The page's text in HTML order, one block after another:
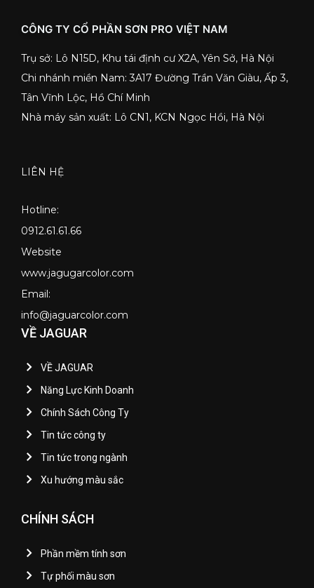
CÔNG TY CỔ PHẦN SƠN PRO VIỆT NAM
Trụ sở: Lô N15D, Khu tái định cư X2A, Yên Sở, Hà Nội
Chi nhánh miền Nam: 3A17 Đường Trần Văn Giàu, Ấp 3,
Tân Vĩnh Lộc, Hồ Chí Minh
Nhà máy sản xuất: Lô CN1, KCN Ngọc Hồi, Hà Nội
LIÊN HỆ
Hotline:
0912.61.61.66
Website
www.jagugarcolor.com
Email:
info@jaguarcolor.com
VỀ JAGUAR
VỀ JAGUAR
Năng Lực Kinh Doanh
Chính Sách Công Ty
Tin tức công ty
Tin tức trong ngành
Xu hướng màu sắc
CHÍNH SÁCH
Phần mềm tính sơn
Tự phối màu sơn